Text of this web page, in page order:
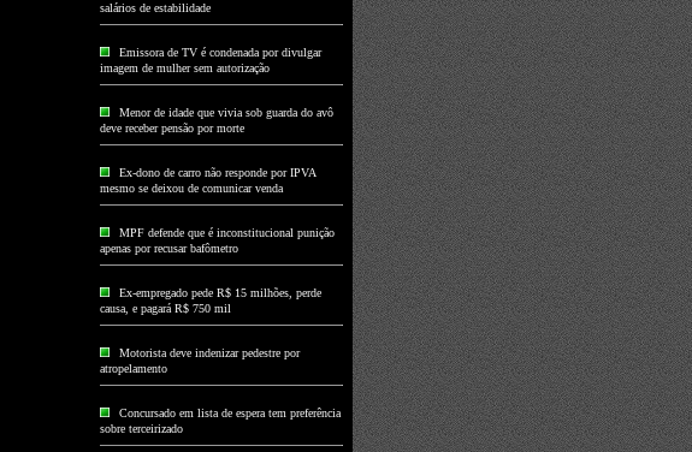
salários de estabilidade
Emissora de TV é condenada por divulgar
imagem de mulher sem autorização
Menor de idade que vivia sob guarda do avô
deve receber pensão por morte
Ex-dono de carro não responde por IPVA
mesmo se deixou de comunicar venda
MPF defende que é inconstitucional punição
apenas por recusar bafômetro
Ex-empregado pede R$ 15 milhões, perde
causa, e pagará R$ 750 mil
Motorista deve indenizar pedestre por
atropelamento
Concursado em lista de espera tem preferência
sobre terceirizado